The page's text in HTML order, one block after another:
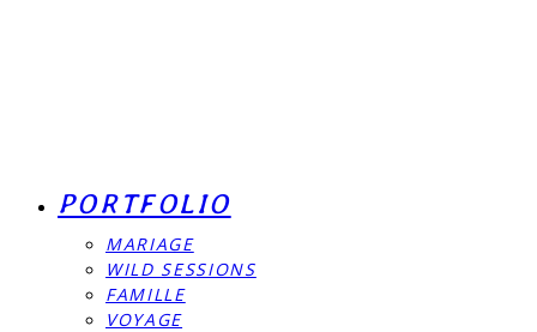
PORTFOLIO
MARIAGE
WILD SESSIONS
FAMILLE
VOYAGE